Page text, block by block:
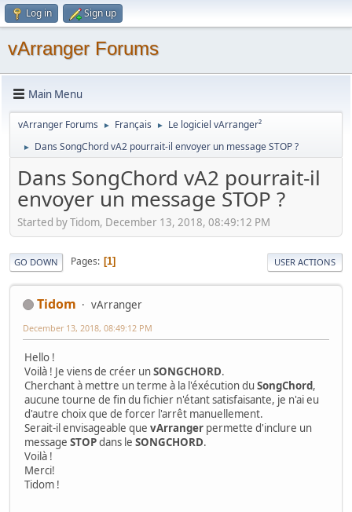
Log in Sign up
vArranger Forums
Main Menu
vArranger Forums ► Français ► Le logiciel vArranger²
► Dans SongChord vA2 pourrait-il envoyer un message STOP ?
Dans SongChord vA2 pourrait-il
envoyer un message STOP ?
Started by Tidom, December 13, 2018, 08:49:12 PM
GO DOWN Pages 1 USER ACTIONS
Tidom vArranger
December 13, 2018, 08:49:12 PM
Hello !
Voilà ! Je viens de créer unSONGCHORD.
Cherchant à mettre un terme à la l'éxécution du SongChord,
aucune tourne de fin du fichier n'étant satisfaisante, je n'ai eu
d'autre choix que de forcer l'arrêt manuellement.
Serait-il envisageable que vArranger permette d'inclure un
message STOPdans le SONGCHORD.
Voilà !
Merci!
Tidom !